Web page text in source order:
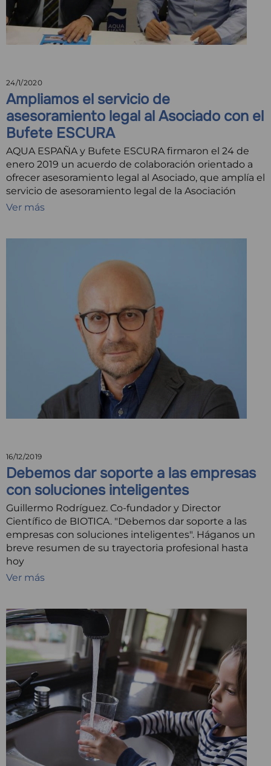
24/1/2020
Ampliamos el servicio de
asesoramiento legal al Asociado con el
Bufete ESCURA
AQUA ESPAÑA y Bufete ESCURA firmaron el 24 de
enero 2019 un acuerdo de colaboración orientado a
ofrecer asesoramiento legal al Asociado, que amplía el
servicio de asesoramiento legal de la Asociación
Ver más
16/12/2019
Debemos dar soporte a las empresas
con soluciones inteligentes
Guillermo Rodríguez. Co-fundador y Director
Científico de BIOTICA. "Debemos dar soporte a las
empresas con soluciones inteligentes". Háganos un
breve resumen de su trayectoria profesional hasta
hoy
Ver más